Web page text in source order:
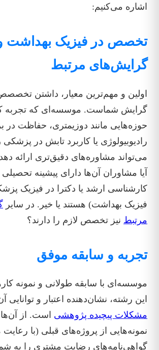
اشاره می‌کنیم:
تخصص در فیزیک بهداشت
گرایش‌های مرتبط
اولین و مهم‌ترین معیار، داشتن
گرایش شماست. موسسه‌ای که تجربه
حوزه‌هایی مانند دوزیمتری، حفاظت در
رادیوبیولوژی یا کاربرد تابش در پزشکی
می‌تواند مشاوره‌های دقیق‌تری ارائه
آیا مشاوران آن‌ها دارای پیشینه تحصیلی
کارشناسی ارشد یا دکترا در فیزیک
فیزیک بهداشت) هستند یا خیر. در سایر
مرتبط نیز تخصص لازم را دارند؟
تجربه و سابقه موفق
موسسه‌ای با سابقه طولانی و نمونه
این رشته، نشان‌دهنده اعتبار و توانایی
مشکلات پیچیده پژوهشی است. از آن‌ها
نمونه‌هایی از پروژه‌های قبلی (با
گواهی‌نامه‌های رضایت مشتری را به شما